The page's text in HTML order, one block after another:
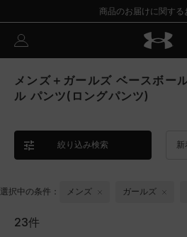
商品のお届けに関する
メンズ＋ガールズ ベースボー
ル パンツ(ロングパンツ)
絞り込み検索 新
選択中の条件： メンズ ガールズ
23件